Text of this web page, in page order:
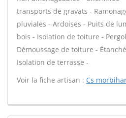
transports de gravats -
pluviales - Ardoises - Puits de
bois - Isolation de toiture -
Démoussage de toiture -
Isolation de terrasse -
Voir la fiche artisan : Cs